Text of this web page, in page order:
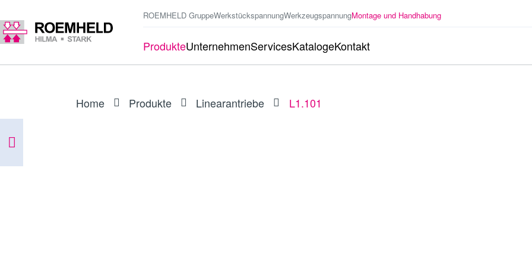
ROEMHELD GruppeWerkstückspannungWerkzeugspannungMontage und Handhabung
ProdukteUnternehmenServicesKatalogeKontakt
Home Produkte Linearantriebe L1.101